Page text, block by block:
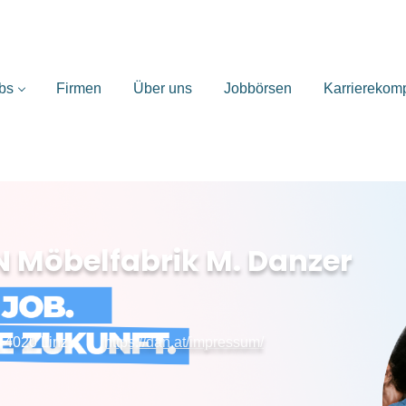
Firmen Über uns Jobbörsen
Möbelfabrik M. Danzer
Linz https://dan.at/impressum/